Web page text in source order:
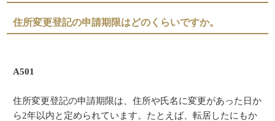
住所変更登記の申請期限はどのくらいですか。
A501
住所変更登記の申請期限は、住所や氏名に変更があった日か
ら2年以内と定められています。たとえば、転居したにもか